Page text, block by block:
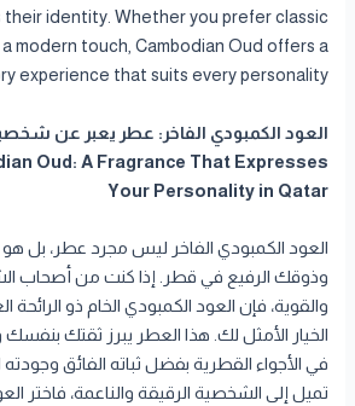
identity. Whether you prefer classic
modern touch, Cambodian Oud offers a
experience that suits every personality.
العود الكمبودي الفاخر: عطر يعبر عن
Oud: A Fragrance That Expresses
Your Personality in Qatar
العود الكمبودي الفاخر ليس مجرد عطر، بل
وذوقك الرفيع في قطر. إذا كنت من أصحاب
والقوية، فإن العود الكمبودي الخام ذو الرائحة
الخيار الأمثل لك. هذا العطر يبرز ثقتك بنفسك
في الأجواء القطرية بفضل ثباته الفائق وجودته
تميل إلى الشخصية الرقيقة والناعمة، فاختر